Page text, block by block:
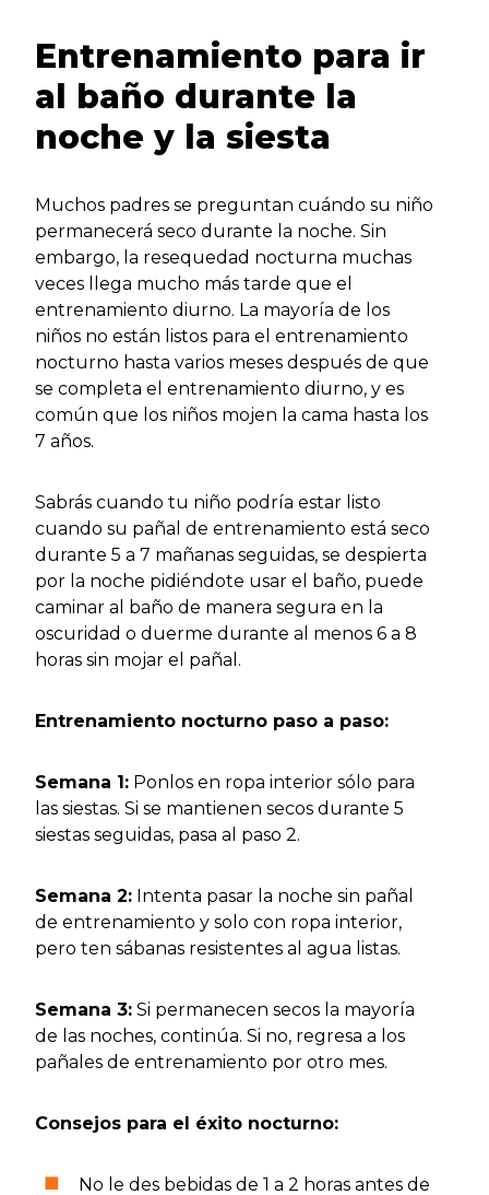
Entrenamiento para ir
al baño durante la
noche y la siesta
Muchos padres se preguntan cuándo su niño
permanecerá seco durante la noche. Sin
embargo, la resequedad nocturna muchas
veces llega mucho más tarde que el
entrenamiento diurno. La mayoría de los
niños no están listos para el entrenamiento
nocturno hasta varios meses después de que
se completa el entrenamiento diurno, y es
común que los niños mojen la cama hasta los
7 años.
Sabrás cuando tu niño podría estar listo
cuando su pañal de entrenamiento está seco
durante 5 a 7 mañanas seguidas, se despierta
por la noche pidiéndote usar el baño, puede
caminar al baño de manera segura en la
oscuridad o duerme durante al menos 6 a 8
horas sin mojar el pañal.
Entrenamiento nocturno paso a paso:
Semana 1: Ponlos en ropa interior sólo para
las siestas. Si se mantienen secos durante 5
siestas seguidas, pasa al paso 2.
Semana 2: Intenta pasar la noche sin pañal
de entrenamiento y solo con ropa interior,
pero ten sábanas resistentes al agua listas.
Semana 3: Si permanecen secos la mayoría
de las noches, continúa. Si no, regresa a los
pañales de entrenamiento por otro mes.
Consejos para el éxito nocturno:
No le des bebidas de 1 a 2 horas antes de